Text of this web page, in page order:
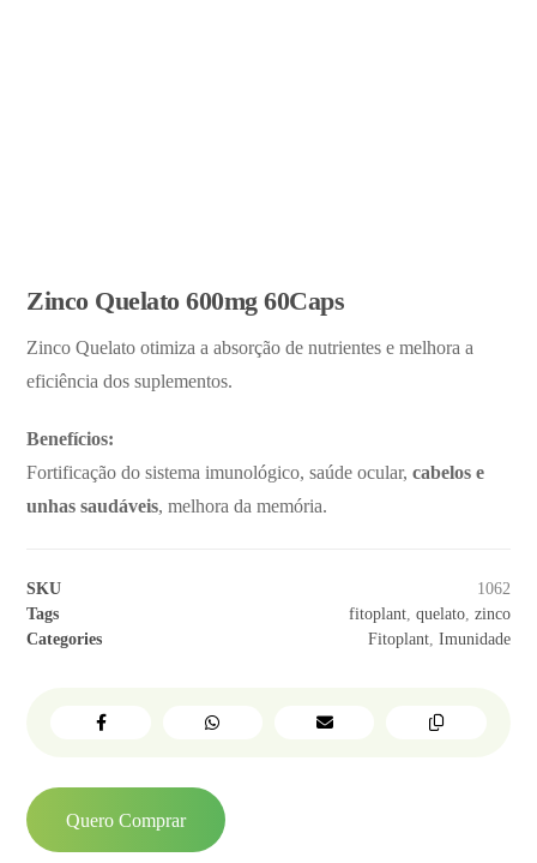
Zinco Quelato 600mg 60Caps
Zinco Quelato otimiza a absorção de nutrientes e melhora a
eficiência dos suplementos.
Benefícios:
Fortificação do sistema imunológico, saúde ocular,cabelos e
unhas saudáveis, melhora da memória.
SKU
1062
Tags
fitoplant, quelato, zinco
Categories
Fitoplant, Imunidade
Quero Comprar